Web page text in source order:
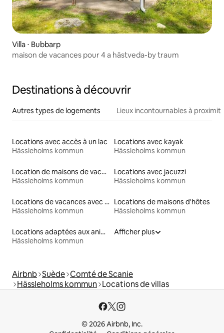
Villa ⋅ Bubbarp
maison de vacances pour 4 a hästveda-by traum
Destinations à découvrir
Autres types de logements Lieux incontournables à
Locations avec accès à un lac
Hässleholms kommun
Locations avec kayak
Hässleholms kommun
Location de maisons de vacances
Hässleholms kommun
Locations avec jacuzzi
Hässleholms kommun
Locations de vacances avec piscine
Hässleholms kommun
Locations de maisons d'hôtes
Hässleholms kommun
Locations adaptées aux animaux
Hässleholms kommun
Afficher plus
Airbnb Suède Comté de Scanie
Hässleholms kommun Locations de villas
© 2026 Airbnb, Inc.